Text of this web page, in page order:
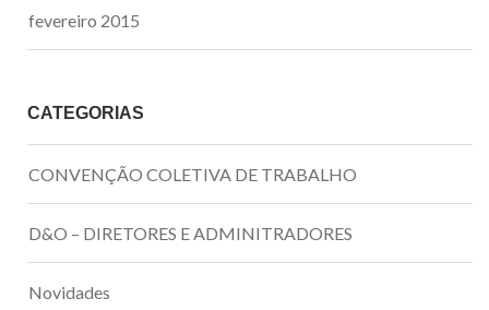
fevereiro 2015
CATEGORIAS
CONVENÇÃO COLETIVA DE TRABALHO
D&O – DIRETORES E ADMINITRADORES
Novidades